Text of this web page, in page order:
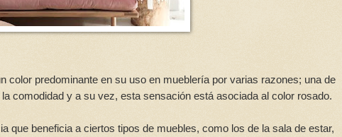
color predominante en su uso en mueblería por varias razones; una de
comodidad y a su vez, esta sensación está asociada al color rosado.
que beneficia a ciertos tipos de muebles, como los de la sala de estar,